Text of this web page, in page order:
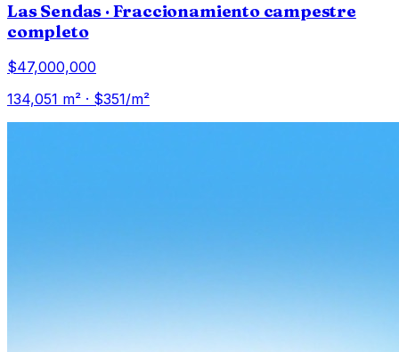
Las Sendas · Fraccionamiento campestre
completo
$47,000,000
134,051 m² · $351/m²